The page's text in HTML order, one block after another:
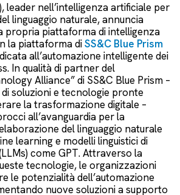
leader nell’intelligenza artificiale per
linguaggio naturale, annuncia
propria piattaforma di intelligenza
la piattaforma diSS&C Blue Prism
all’automazione intelligente dei
In qualità di partner del
Alliance” di SS&C Blue Prism –
soluzioni e tecnologie pronte
la trasformazione digitale –
all’avanguardia per la
del linguaggio naturale
learning e modelli linguistici di
come GPT. Attraverso la
tecnologie, le organizzazioni
le potenzialità dell’automazione
nuove soluzioni a supporto